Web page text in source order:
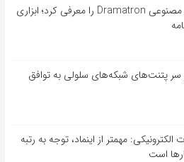
دیپ‌مایند هوش مصنوعی Dramatron را معرفی کرد؛ ابزاری
سر پتنت‌های شبکه‌های سلولی به توافق
مهمتر از اینماد، توجه به رتبه
است